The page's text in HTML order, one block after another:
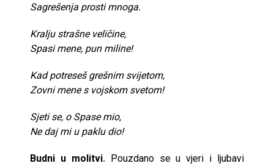
Sagrešenja prosti mnoga.
Kralju strašne veličine,
Spasi mene, pun miline!
Kad potreseš grešnim svijetom,
Zovni mene s vojskom svetom!
Sjeti se, o Spase mio,
Ne daj mi u paklu dio!
Budni u molitvi. Pouzdano se u vjeri i ljubavi